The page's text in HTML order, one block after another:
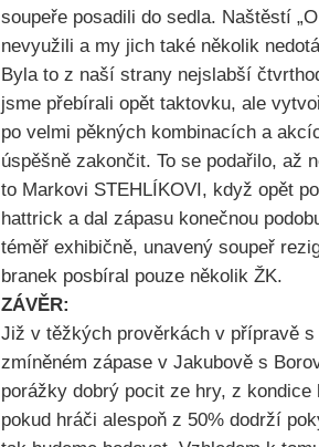
soupeře posadili do sedla. Naštěstí
nevyužili a my jich také několik
Byla to z naší strany nejslabší
jsme přebírali opět taktovku, ale
po velmi pěkných kombinacích a
úspěšně zakončit. To se podařilo, až
to Markovi STEHLÍKOVI, když opět
hattrick a dal zápasu konečnou
téměř exhibičně, unavený soupeř
branek posbíral pouze několik ŽK.
ZÁVĚR:
Již v těžkých prověrkách v přípravě
zmíněném zápase v Jakubově s
porážky dobrý pocit ze hry, z
pokud hráči alespoň z 50% dodrží